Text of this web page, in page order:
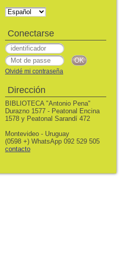
Conectarse
Olvidé mi contraseña
Dirección
BIBLIOTECA "Antonio Pena"
Durazno 1577 - Peatonal Encina
1578 y Peatonal Sarandí 472
Montevideo - Uruguay
(0598 +) WhatsApp 092 529 505
contacto